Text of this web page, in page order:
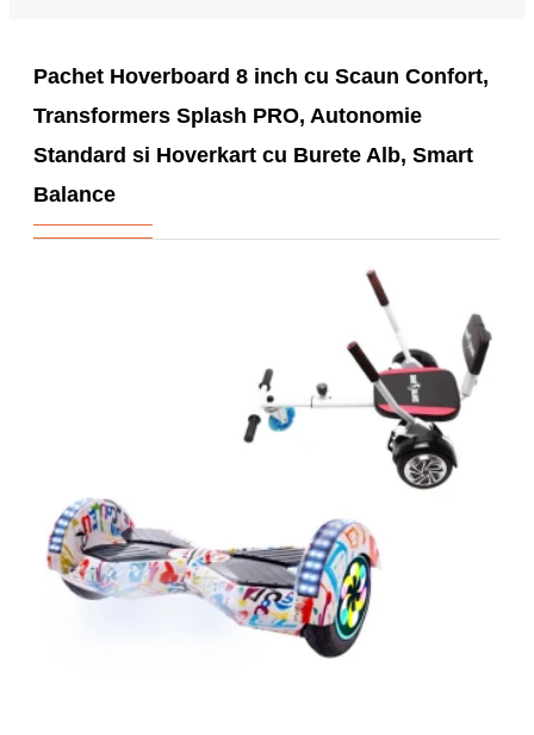
Pachet Hoverboard 8 inch cu Scaun Confort,
Transformers Splash PRO, Autonomie
Standard si Hoverkart cu Burete Alb, Smart
Balance